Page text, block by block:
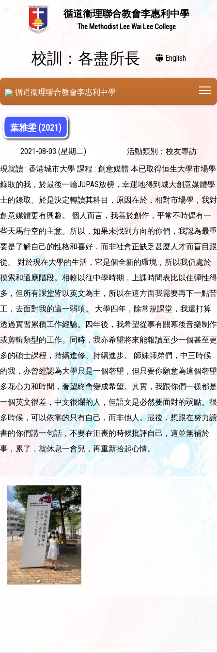
循道衞理聯合教會李惠利中學
The Methodist Lee Wai Lee College
校訓：各盡所長 English
循道衞理聯合教會李惠利中學
葉雅雯 (2021)
2021-08-03 (星期二)
活動類別：校友專訪
現就讀 : 香港城市大學 課程 : 創意媒體 本已取得恒生大學市場學
錄取的我，於最後一輪JUPAS放榜，幸運地得到城大創意媒體學
士的錄取。於是決定轉讀其科目，原因在於，相對市場學，我對
創意媒體更有興趣。 個人而言，我善於創作，平常不時偶有一
些天馬行空的主意。所以，如果未找到方向的你們，我認為最重
要是了解自己的性格和喜好，而非社會正缺乏甚麼人才而盲目跟
從。 對於現在大學的生活，它是個全新的環境，所以我仍處於
摸索和適應階段。相較以往中學時期，上課時間表比以住彈性得
多，但所有課堂皆以英文為主，所以在這方面我需要再下一點苦
工，去面對我的這一弱項。 大學四年，除常規課堂，我還打算
透過實習累積工作經驗。四年後，我希望從事有關幕後音樂制作
或剪輯類型的工作。同時，我亦希望將來能報讀至少一個甚至更
多的碩士課程，持續進修、持續進步。 師妹師弟們，中三時候
的我，亦曾經認為大學只是一個奢望，但只要你願意為這個奢望
多花心力和時間，奢望終會變成希望。其實，我跟你們一樣都是
一個英文很差，中文很爛的人，但語文是必然要面對的弱點。很
多時候，可以依靠的只有自己，而非他人。最後，想跟在努力讀
書的你們講一句話，不要在沮喪的時候批評自己，這並無補於
事，累了，就休息一會兒，再重新拾起心情。